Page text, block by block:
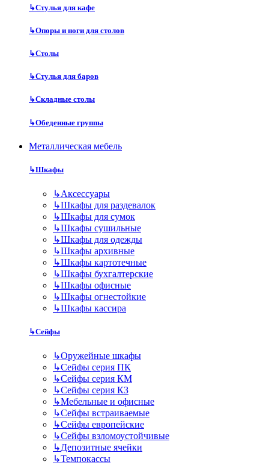
↳Стулья для кафе
↳Опоры и ноги для столов
↳Столы
↳Стулья для баров
↳Складные столы
↳Обеденные группы
Металлическая мебель
↳Шкафы
↳Аксессуары
↳Шкафы для раздевалок
↳Шкафы для сумок
↳Шкафы сушильные
↳Шкафы для одежды
↳Шкафы архивные
↳Шкафы картотечные
↳Шкафы бухгалтерские
↳Шкафы офисные
↳Шкафы огнестойкие
↳Шкафы кассира
↳Сейфы
↳Оружейные шкафы
↳Сейфы серия ПК
↳Сейфы серия КМ
↳Сейфы серия КЗ
↳Мебельные и офисные
↳Сейфы встраиваемые
↳Сейфы европейские
↳Сейфы взломоустойчивые
↳Депозитные ячейки
↳Темпокассы